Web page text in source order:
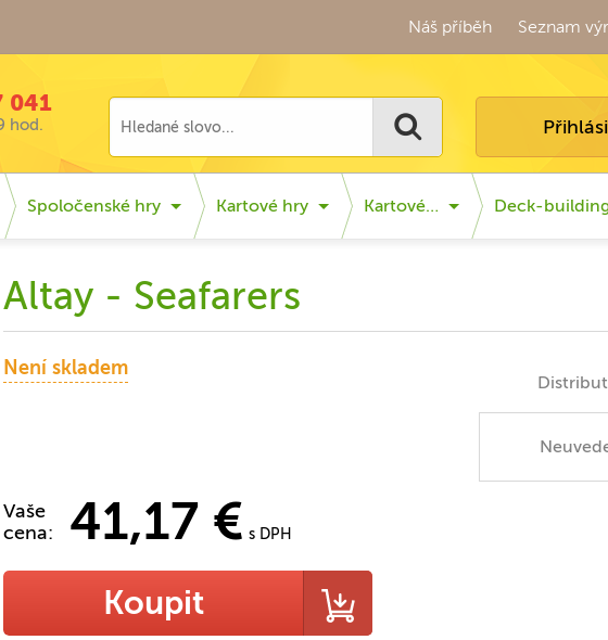
Náš příběh Seznam
041
hod.
Spoločenské hry Kartové hry Kartové… Deck-
Altay - Seafarers
Vaše
cena:
41,17 € s DPH
Není skladem
Koupit